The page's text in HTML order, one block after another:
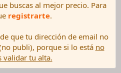
buscas al mejor precio. Para
registrarte.
que tu dirección de email no
publi), porque si lo está no
validar tu alta.